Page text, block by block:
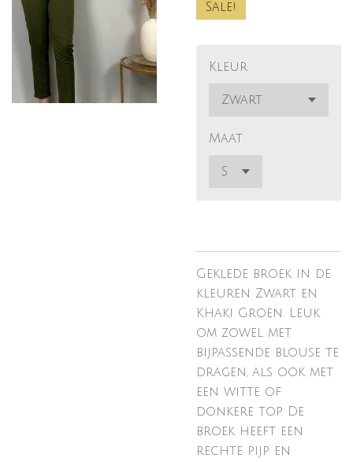
Sale!
Kleur
Maat
Geklede broek in de
kleuren Zwart en
Khaki Groen. Leuk
om zowel met
bijpassende blouse te
dragen, als ook met
een witte of
donkere top. De
broek heeft een
rechte pijp en